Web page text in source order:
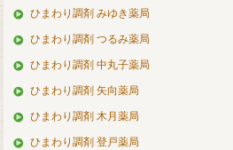
ひまわり調剤 みゆき薬局
ひまわり調剤 つるみ薬局
ひまわり調剤 中丸子薬局
ひまわり調剤 矢向薬局
ひまわり調剤 木月薬局
ひまわり調剤 登戸薬局